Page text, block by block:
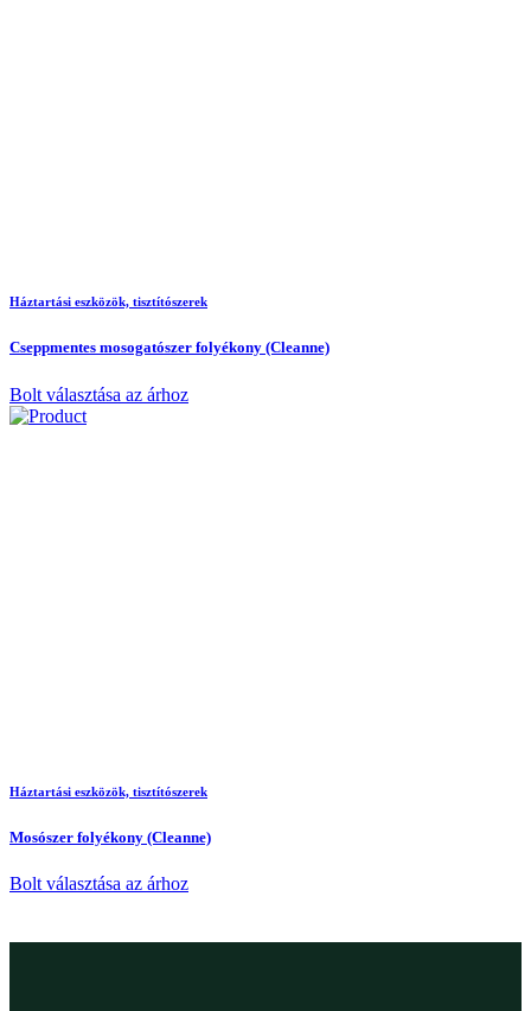
Háztartási eszközök, tisztítószerek
Cseppmentes mosogatószer folyékony (Cleanne)
Bolt választása az árhoz
Háztartási eszközök, tisztítószerek
Mosószer folyékony (Cleanne)
Bolt választása az árhoz